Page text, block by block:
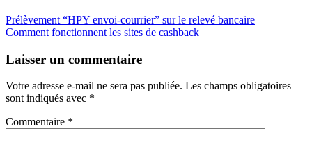
Prélèvement “HPY envoi-courrier” sur le relevé bancaire
Comment fonctionnent les sites de cashback
Laisser un commentaire
Votre adresse e-mail ne sera pas publiée. Les champs obligatoires
sont indiqués avec *
Commentaire *